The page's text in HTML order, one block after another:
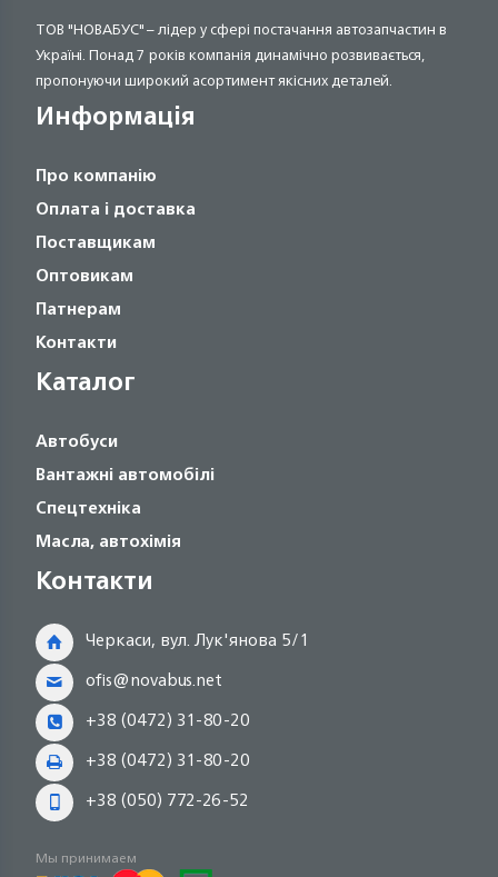
ТОВ "НОВАБУС" – лідер у сфері постачання автозапчастин в
Україні. Понад 7 років компанія динамічно розвивається,
пропонуючи широкий асортимент якісних деталей.
Информація
Про компанію
Оплата і доставка
Поставщикам
Оптовикам
Патнерам
Контакти
Каталог
Автобуси
Вантажні автомобілі
Спецтехніка
Масла, автохімія
Контакти
Черкаси, вул. Лук'янова 5/1
ofis@novabus.net
+38 (0472) 31-80-20
+38 (0472) 31-80-20
+38 (050) 772-26-52
Мы принимаем